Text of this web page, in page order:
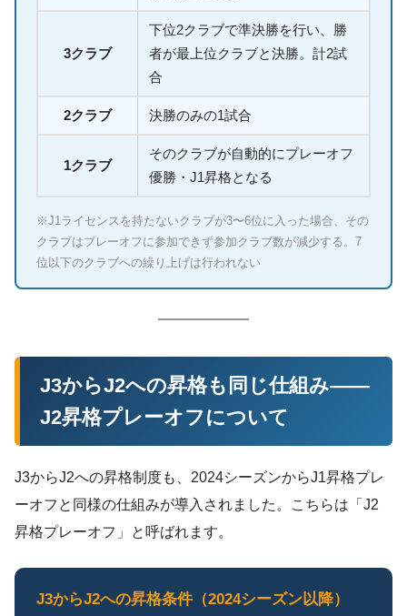
3クラブ
下位2クラブで準決勝を行い、勝
者が最上位クラブと決勝。計2試
合
2クラブ 決勝のみの1試合
1クラブ
そのクラブが自動的にプレーオフ
優勝・J1昇格となる
※J1ライセンスを持たないクラブが3〜6位に入った場合、その
クラブはプレーオフに参加できず参加クラブ数が減少する。7
位以下のクラブへの繰り上げは行われない
J3からJ2への昇格も同じ仕組み——
J2昇格プレーオフについて
J3からJ2への昇格制度も、2024シーズンからJ1昇格プレ
ーオフと同様の仕組みが導入されました。こちらは「J2
昇格プレーオフ」と呼ばれます。
J3からJ2への昇格条件（2024シーズン以降）